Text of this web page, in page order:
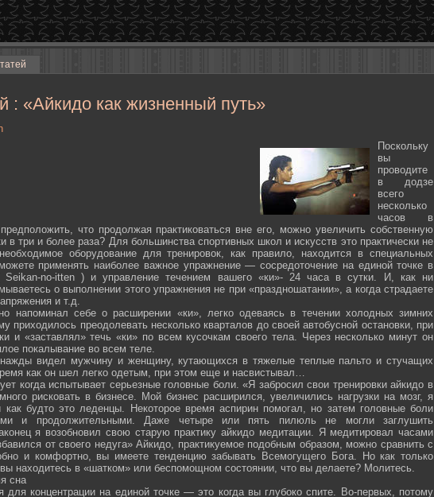
: «Айкидо как жизненный путь»
Поскольку
вы
проводите
в додзе
всего
несколько
часов в
что продолжая практиковаться вне его, можно увеличить собственную
в три и более раза? Для большинства спортивных школ и искусств это практически не
оборудование для тренировок, как правило, находится в специальных
применять наиболее важное упражнение — сосредоточение на единой точке в
­no-­itten ) и управление течением вашего «ки»- 24 часа в сутки. И, как ни
о выполнении этого упражнения не при «праздношатании», а когда страдаете
и т.д.
напоминал себе о расширении «ки», легко одеваясь в течении холодных зимних
приходилось преодолевать несколько кварталов до своей автобусной остановки, при
и «заставлял» течь «ки» по всем кусочкам своего тела. Через несколько минут он
покалывание во всем теле.
видел мужчину и женщину, кутающихся в тяжелые теплые пальто и стучащих
как он шел легко одетым, при этом еще и насвистывал…
когда испытывает серьезные головные боли. «Я забросил свои тренировки айкидо в
рисковать в бизнесе. Мой бизнес расширился, увеличились нагрузки на мозг, я
как будто это леденцы. Некоторое время аспирин помогал, но затем головные боли
и продолжительными. Даже четыре или пять пилюль не могли заглушить
я возобновил свою старую практику айкидо медитации. Я медитировал часами
от своего недуга» Айкидо, практикуемое подобным образом, можно сравнить с
и комфортно, вы имеете тенденцию забывать Всемогущего Бога. Но как только
вы находитесь в «шатком» или беспомощном состоянии, что вы делаете? Молитесь.
сна
для концентрации на единой точке — это когда вы глубоко спите. Во-первых, потому